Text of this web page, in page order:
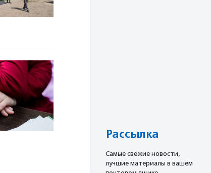
Рассылка
Cамые свежие новости,
лучшие материалы в вашем